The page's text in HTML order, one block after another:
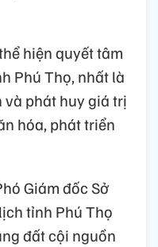
hiện quyết tâm
Phú Thọ, nhất là
phát huy giá trị
hóa, phát triển
Giám đốc Sở
tỉnh Phú Thọ
đất cội nguồn